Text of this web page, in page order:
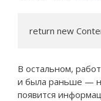
return new
В остальном,
и была раньше —
появится